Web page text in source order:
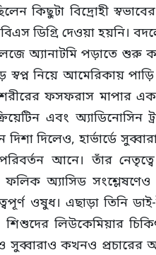
কিছুটা বিদ্রোহী
ডিগ্রি দেওয়া হয়নি।
অ্যানাটমি পড়াতে শুরু
নিয়ে আমেরিকায় পাড়ি
ফসফরাস মাপার
এবং অ্যাডিনোসিন
দিশা দিলেও, হার্ভার্ডে
আনে। তাঁর নেতৃত্বে
ফলিক অ্যাসিড
ওষুধ। এছাড়া তিনি
শিশুদের লিউকেমিয়ার
সুব্বারাও কখনও